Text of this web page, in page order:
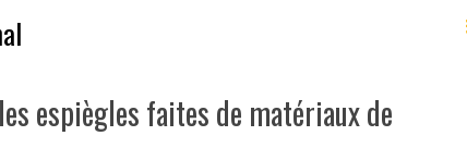
espiègles faites de matériaux de